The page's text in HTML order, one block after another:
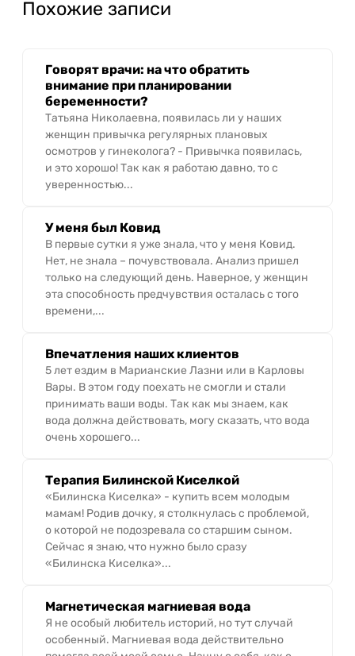
Похожие записи
Говорят врачи: на что обратить
внимание при планировании
беременности?
Татьяна Николаевна, появилась ли у наших
женщин привычка регулярных плановых
осмотров у гинеколога? - Привычка появилась,
и это хорошо! Так как я работаю давно, то с
уверенностью...
У меня был Ковид
В первые сутки я уже знала, что у меня Ковид.
Нет, не знала – почувствовала. Анализ пришел
только на следующий день. Наверное, у женщин
эта способность предчувствия осталась с того
времени,...
Впечатления наших клиентов
5 лет ездим в Марианские Лазни или в Карловы
Вары. В этом году поехать не смогли и стали
принимать ваши воды. Так как мы знаем, как
вода должна действовать, могу сказать, что вода
очень хорошего...
Терапия Билинской Киселкой
«Билинска Киселка» - купить всем молодым
мамам! Родив дочку, я столкнулась с проблемой,
о которой не подозревала со старшим сыном.
Сейчас я знаю, что нужно было сразу
«Билинска Киселка»...
Магнетическая магниевая вода
Я не особый любитель историй, но тут случай
особенный. Магниевая вода действительно